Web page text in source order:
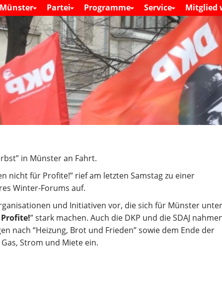
M
a
i
n
m
e
n
S
k
i
p
t
o
c
t
e
n
Münster Partei Programme Service Mitglied
in Münster an Fahrt.
nicht für Profite!” rief am letzten Samstag zu einer
Winter-Forums auf.
und Initiativen vor, die sich für Münster
” stark machen. Auch die DKP und die SDAJ
nach “Heizung, Brot und Frieden” sowie dem Ende der
Strom und Miete ein.